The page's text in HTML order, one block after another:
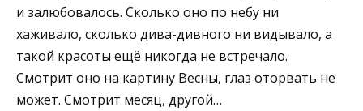
и залюбовалось. Сколько оно по небу ни
хаживало, сколько дива-дивного ни видывало, а
такой красоты ещё никогда не встречало.
Смотрит оно на картину Весны, глаз оторвать не
может. Смотрит месяц, другой…